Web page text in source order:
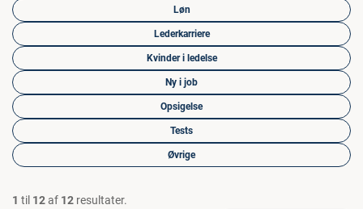
Løn
Lederkarriere
Kvinder i ledelse
Ny i job
Opsigelse
Tests
Øvrige
1 til 12af 12 resultater.